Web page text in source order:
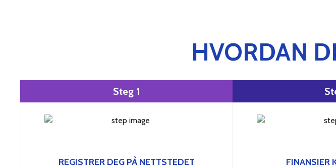
HVORDAN
Steg 1
REGISTRER DEG PÅ NETTSTEDET FINANSIER